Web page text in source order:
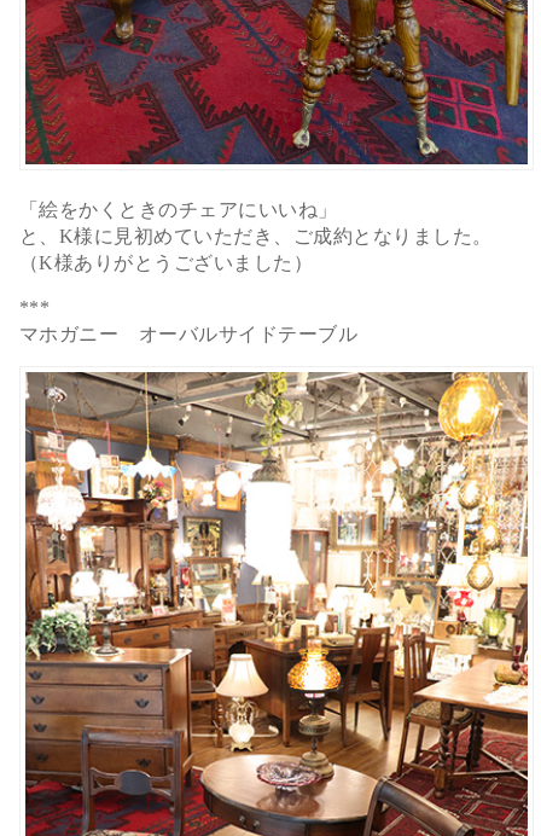
「絵をかくときのチェアにいいね」
と、K様に見初めていただき、ご成約となりました。
（K様ありがとうございました）
***
マホガニー オーバルサイドテーブル